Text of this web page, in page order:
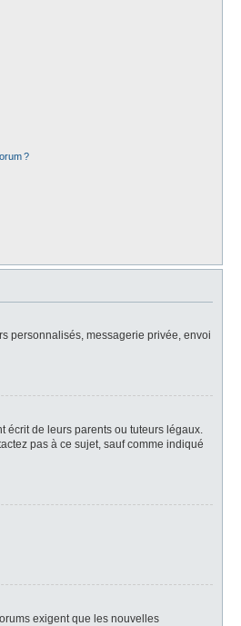
?
personnalisés, messagerie privée, envoi
écrit de leurs parents ou tuteurs légaux.
pas à ce sujet, sauf comme indiqué
exigent que les nouvelles